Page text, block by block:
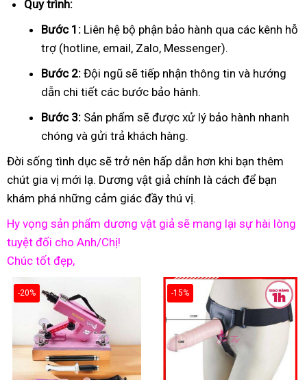
Quy trình:
Bước 1: Liên hệ bộ phận bảo hành qua các kênh hỗ
trợ (hotline, email, Zalo, Messenger).
Bước 2: Đội ngũ sẽ tiếp nhận thông tin và hướng
dẫn chi tiết các bước bảo hành.
Bước 3: Sản phẩm sẽ được xử lý bảo hành nhanh
chóng và gửi trả khách hàng.
Đời sống tình dục sẽ trở nên hấp dẫn hơn khi bạn thêm
chút gia vị mới lạ. Dương vật giả chính là cách để bạn
khám phá những cảm giác đầy thú vị.
Hy vọng sản phẩm dương vật giả sẽ mang lại sự hài lòng
tuyệt đối cho Anh/Chị!
Chúc tốt đẹp,
-20% -15%